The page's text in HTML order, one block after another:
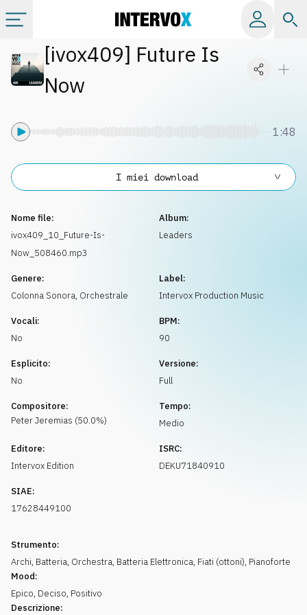
Categorie
[ivox409] Future Is
Now
1:48
Nome file:
ivox409_10_Future-Is-
Now_508460.mp3
Album:
Leaders
Genere:
Colonna Sonora, Orchestrale
Label:
Intervox Production Music
Vocali:
No
BPM:
90
Esplicito:
No
Versione:
Full
Compositore:
PeterJeremias (50.0%)
Tempo:
Medio
Editore:
Intervox Edition
ISRC:
DEKU71840910
SIAE:
17628449100
Strumento:
Archi, Batteria, Orchestra, Batteria Elettronica, Fiati (ottoni), Pianoforte
Mood:
Epico, Deciso, Positivo
Descrizione:
I miei download